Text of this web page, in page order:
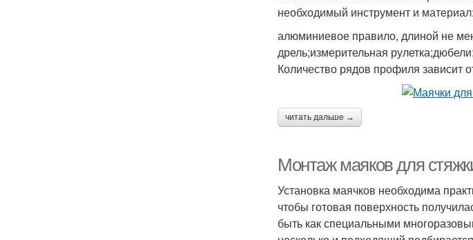
необходимый инструмент и материал:
алюминиевое правило, длиной не
дрель;измерительная
Количество рядов профиля зависит
читать дальше →
Монтаж маяков для
Установка маячков необходима
чтобы готовая поверхность
быть как специальными